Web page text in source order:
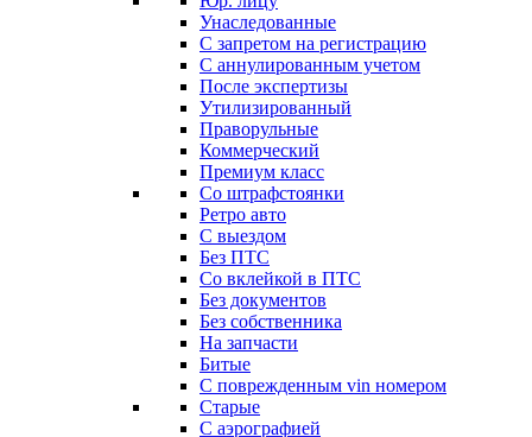
Унаследованные
С запретом на регистрацию
С аннулированным учетом
После экспертизы
Утилизированный
Праворульные
Коммерческий
Премиум класс
Со штрафстоянки
Ретро авто
С выездом
Без ПТС
Со вклейкой в ПТС
Без документов
Без собственника
На запчасти
Битые
С поврежденным vin номером
Старые
С аэрографией